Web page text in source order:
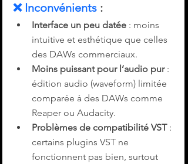
❌ Inconvénients :
Interface un peu datée : moins
intuitive et esthétique que celles
des DAWs commerciaux.
Moins puissant pour l’audio pur :
édition audio (waveform) limitée
comparée à des DAWs comme
Reaper ou Audacity.
Problèmes de compatibilité VST :
certains plugins VST ne
fonctionnent pas bien, surtout